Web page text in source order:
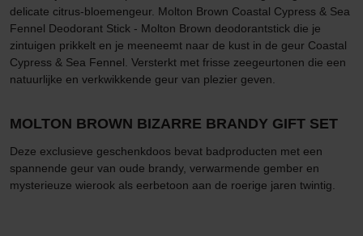
delicate citrus-bloemengeur. Molton Brown Coastal Cypress & Sea
Fennel Deodorant Stick - Molton Brown deodorantstick die je
zintuigen prikkelt en je meeneemt naar de kust in de geur Coastal
Cypress & Sea Fennel. Versterkt met frisse zeegeurtonen die een
natuurlijke en verkwikkende geur van plezier geven.
MOLTON BROWN BIZARRE BRANDY GIFT SET
Deze exclusieve geschenkdoos bevat badproducten met een
spannende geur van oude brandy, verwarmende gember en
mysterieuze wierook als eerbetoon aan de roerige jaren twintig.